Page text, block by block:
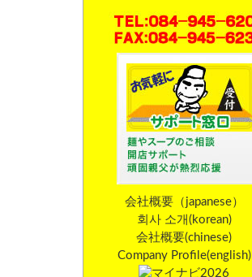
会社概要（japanese）
회사 소개(korean)
会社概要(chinese)
Company Profile(english)